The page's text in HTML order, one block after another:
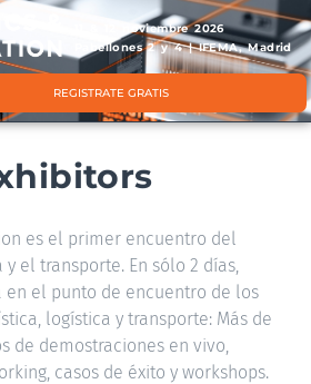
11 & 12 noviembre 2026
Pabellones 2 y 4 | IFEMA, Madrid
REGISTRATE GRATIS
es el primer encuentro del
el transporte. En sólo 2 días,
en el punto de encuentro de los
logística y transporte: Más de
de demostraciones en vivo,
casos de éxito y workshops.